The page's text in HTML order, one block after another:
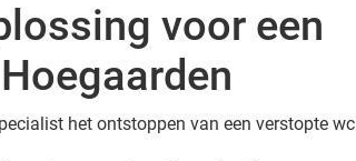
voor een
het ontstoppen van een verstopte wc